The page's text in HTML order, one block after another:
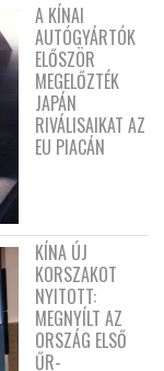
A KÍNAI
AUTÓGYÁRTÓK
ELŐSZÖR
MEGELŐZTÉK
JAPÁN
RIVÁLISAIKAT AZ
EU PIACÁN
KÍNA ÚJ
KORSZAKOT
NYITOTT:
MEGNYÍLT AZ
ORSZÁG ELSŐ
ŰR-